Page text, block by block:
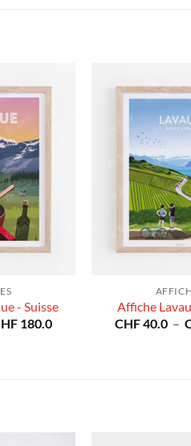
- Suisse
180.0Plage
Affiche
CHF40.0 –